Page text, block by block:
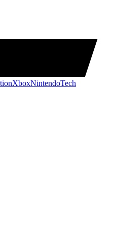
XboxNintendoTech